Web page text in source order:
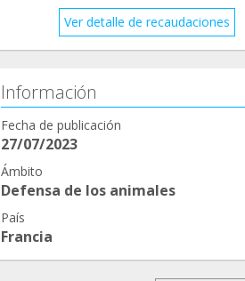
Ver detalle de recaudaciones
Información
Fecha de publicación
27/07/2023
Ámbito
Defensa de los animales
País
Francia